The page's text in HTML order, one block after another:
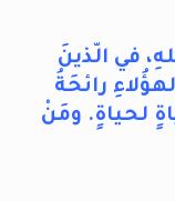
في الّذينَ
رائحَةُ
لحياةٍ. ومَنْ